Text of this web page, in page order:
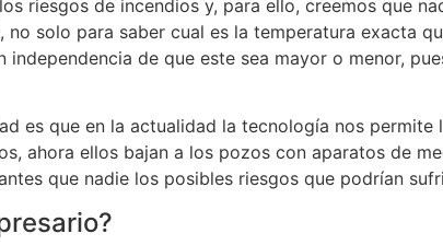
riesgos de incendios y, para ello, creemos que
solo para saber cual es la temperatura exacta
de que este sea mayor o menor,
es que en la actualidad la tecnología nos
ahora ellos bajan a los pozos con aparatos de
que nadie los posibles riesgos que podrían